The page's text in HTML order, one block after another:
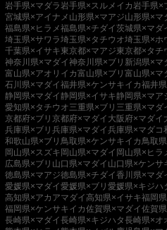
岩手県×マダラ岩手県×スルメイカ岩手県×
宮城県×アイナメ 山形県×マアジ山形県×マ
福島県×ヒラメ福島県×チダイ茨城県×マダ
埼玉県×サワラ埼玉県×タチウオ埼玉県×ホ
千葉県×イサキ東京都×マアジ東京都×タチ
神奈川県×マダイ神奈川県×ブリ 新潟県×マ
富山県×アオリイカ富山県×ブリ 富山県×マ
石川県×マダイ福井県×ケンサキイカ福井
静岡県×マダイ 静岡県×イサキ静岡県×マア
愛知県×タチウオ三重県×ブリ 三重県×マダ
京都府×ブリ 京都府×マダイ 大阪府×マダイ
兵庫県×ブリ 兵庫県×マダイ兵庫県×マダコ
和歌山県×ブリ 鳥取県×ケンサキイカ鳥取
岡山県×スズキ 岡山県×マダイ 岡山県×ヒラ
広島県×ブリ 山口県×マダイ 山口県×ケンサ
徳島県×マアジ徳島県×チダイ香川県×マダ
愛媛県×マダイ愛媛県×ブリ 愛媛県×キジハ
高知県×アカアマダイ高知県×イサキ福岡
福岡県×ケンサキイカ佐賀県×マダイ佐賀
長崎県×マダイ長崎県×キジハタ長崎県×オ